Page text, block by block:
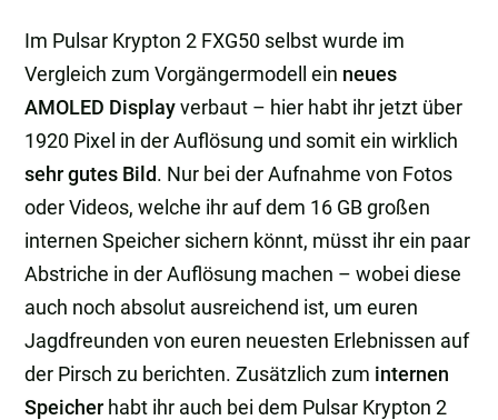
Im Pulsar Krypton 2 FXG50 selbst wurde im
Vergleich zum Vorgängermodell ein neues
AMOLED Displayverbaut – hier habt ihr jetzt über
1920 Pixel in der Auflösung und somit ein wirklich
sehr gutes Bild. Nur bei der Aufnahme von Fotos
oder Videos, welche ihr auf dem 16 GB großen
internen Speicher sichern könnt, müsst ihr ein paar
Abstriche in der Auflösung machen – wobei diese
auch noch absolut ausreichend ist, um euren
Jagdfreunden von euren neuesten Erlebnissen auf
der Pirsch zu berichten. Zusätzlich zum internen
Speicher habt ihr auch bei dem Pulsar Krypton 2